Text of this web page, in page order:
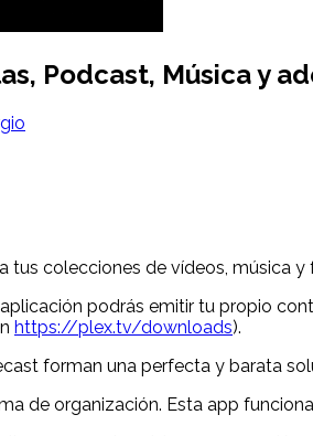
Podcast, Música y
tus colecciones de vídeos, música
podrás emitir tu propio
https://plex.tv/downloads).
forman una perfecta y barata
de organización. Esta app